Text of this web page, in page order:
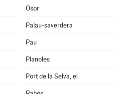
Osor
Palau-saverdera
Pau
Planoles
Port de la Selva, el